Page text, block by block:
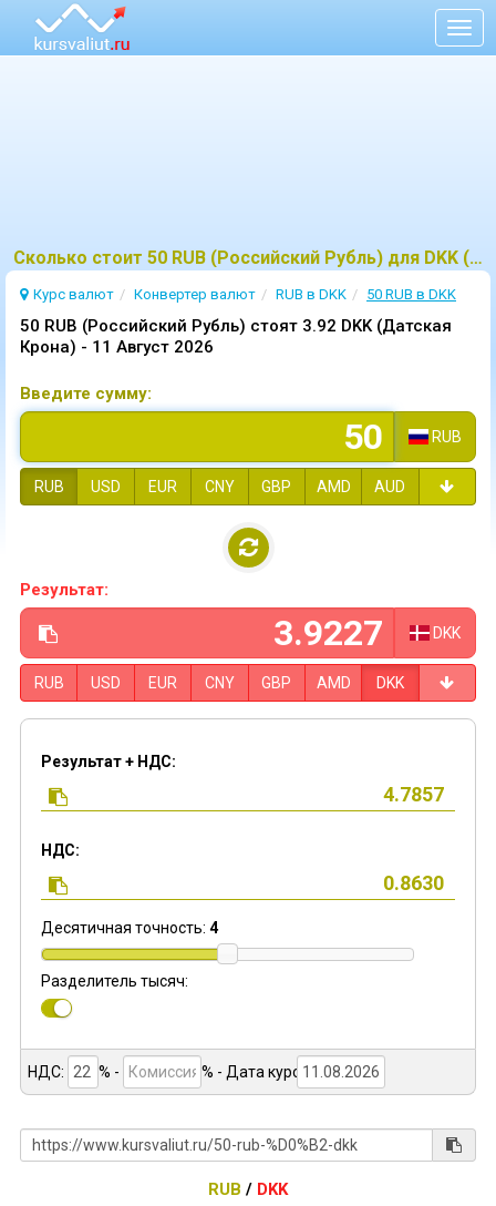
Сколько стоит 50 RUB (Российский Рубль) для DKK (Датская Крона)?
Курс валют Конвертер валют RUB в DKK 50 RUB в DKK
50 RUB (Российский Рубль) стоят 3.92 DKK (Датская
Крона) - 11 Август 2026
Введите сумму:
RUB
RUB USD EUR CNY GBP AMD AUD
Результат:
DKK
RUB USD EUR CNY GBP AMD DKK
Результат + НДС:
НДС:
Десятичная точность: 4
Разделитель тысяч:
НДС: % - % - Дата курса:
RUB / DKK